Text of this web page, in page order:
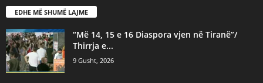
EDHE MË SHUMË LAJME
“Më 14, 15 e 16 Diaspora vjen në Tiranë”/
Thirrja e...
9 Gusht, 2026